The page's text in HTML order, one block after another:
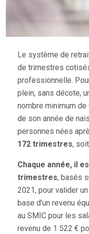
Le système de
de trimestres
professionnelle.
plein, sans décote,
nombre minimum
de son année de
personnes nées
172 trimestres,
Chaque année, il
trimestres, basés
2021, pour valider
base d’un revenu
au SMIC pour les
revenu de 1 522 €